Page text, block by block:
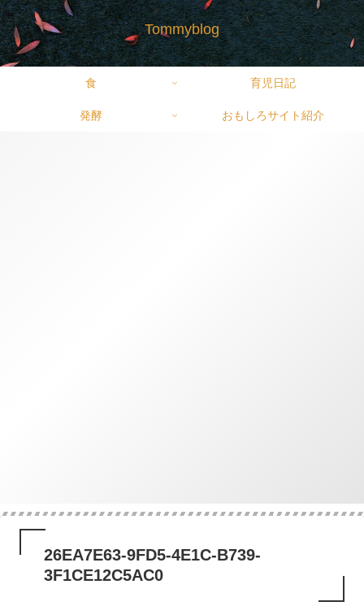
Tommyblog
食 育児日記
発酵 おもしろサイト紹介
26EA7E63-9FD5-4E1C-B739-
3F1CE12C5AC0